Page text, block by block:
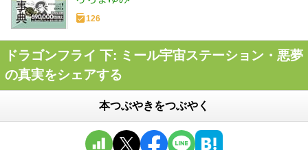
126
ドラゴンフライ 下: ミール宇宙ステーション・悪夢
の真実をシェアする
本つぶやきをつぶやく